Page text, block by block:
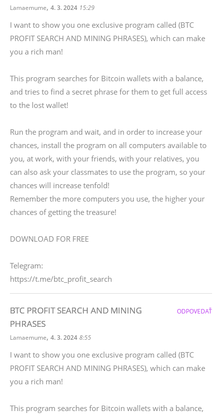
Lamaemume, 4. 3. 2024 15:29
I want to show you one exclusive program called (BTC
PROFIT SEARCH AND MINING PHRASES), which can make
you a rich man!
This program searches for Bitcoin wallets with a balance,
and tries to find a secret phrase for them to get full access
to the lost wallet!
Run the program and wait, and in order to increase your
chances, install the program on all computers available to
you, at work, with your friends, with your relatives, you
can also ask your classmates to use the program, so your
chances will increase tenfold!
Remember the more computers you use, the higher your
chances of getting the treasure!
DOWNLOAD FOR FREE
Telegram:
https://t.me/btc_profit_search
BTC PROFIT SEARCH AND MINING
PHRASES
Lamaemume, 4. 3. 2024 8:55
I want to show you one exclusive program called (BTC
PROFIT SEARCH AND MINING PHRASES), which can make
you a rich man!
This program searches for Bitcoin wallets with a balance,
ODPOVEDAŤ